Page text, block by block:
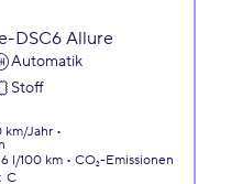
DSC6 Allure
Automatik
Stoff
km/Jahr
l/100 km
CO₂-Emissionen
: C